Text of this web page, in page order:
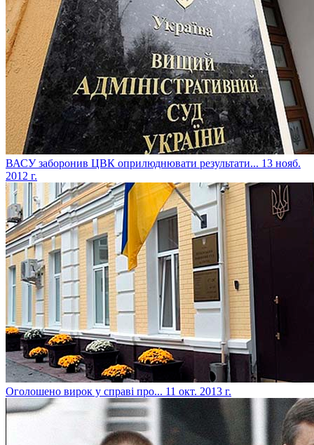
ВАСУ заборонив ЦВК оприлюднювати результати... 13 нояб.
2012 г.
Оголошено вирок у справі про... 11 окт. 2013 г.